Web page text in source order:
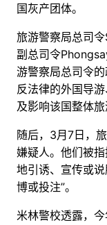
国灰产团体。
旅游警察局总司
副总司令
游警察局总司令
反法律的外国导
及影响该国整体旅
随后，3月7日，
嫌疑人。他们被
地引诱、宣传或
博或投注”。
米林警校透露，